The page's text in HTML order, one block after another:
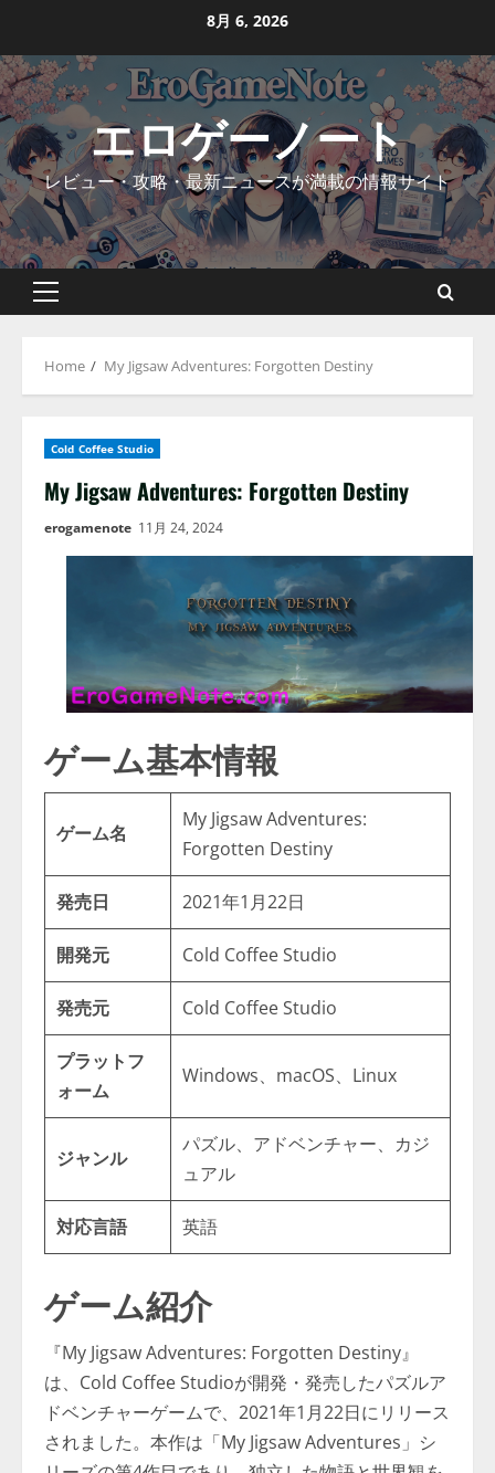
content
8月 6, 2026
エロゲーノート
レビュー・攻略・最新ニュースが満載の情報サイト
Primary
Home My Jigsaw Adventures: Forgotten Destiny
Cold Coffee Studio
My Jigsaw Adventures: Forgotten Destiny
erogamenote 11月 24, 2024
ゲーム基本情報
ゲーム名
My Jigsaw Adventures:
Forgotten Destiny
発売日 2021年1月22日
開発元 Cold Coffee Studio
発売元 Cold Coffee Studio
プラットフ
ォーム
Windows、macOS、Linux
ジャンル
パズル、アドベンチャー、カジ
ュアル
対応言語 英語
ゲーム紹介
『My Jigsaw Adventures: Forgotten Destiny』
は、Cold Coffee Studioが開発・発売したパズルア
ドベンチャーゲームで、2021年1月22日にリリース
されました。本作は「My Jigsaw Adventures」シ